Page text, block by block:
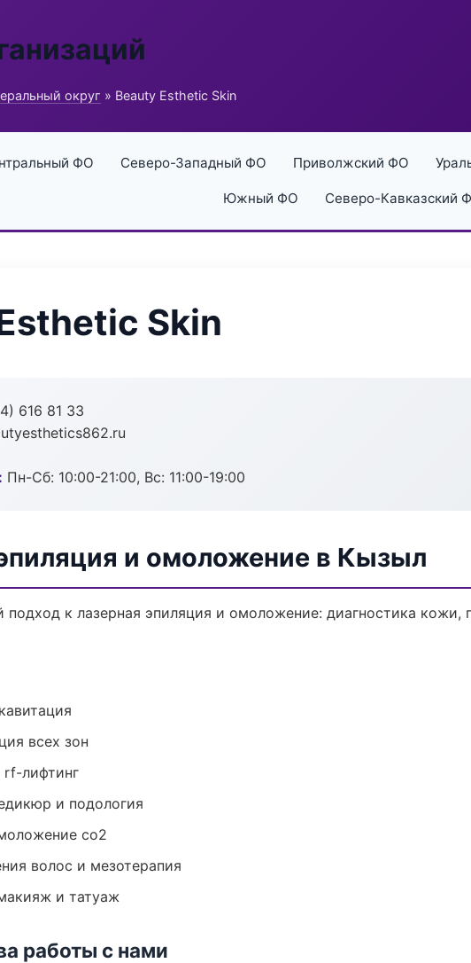
округ » Beauty Esthetic Skin
ФО Северо-Западный ФО Приволжский ФО
Южный ФО Северо-Кавказский
Skin
616 81 33
Пн-Сб: 10:00-21:00, Вс: 11:00-19:00
и омоложение в Кызыл
к лазерная эпиляция и омоложение: диагностика кожи,
всех зон
rf-лифтинг
и подология
co2
волос и мезотерапия
и татуаж
работы с нами